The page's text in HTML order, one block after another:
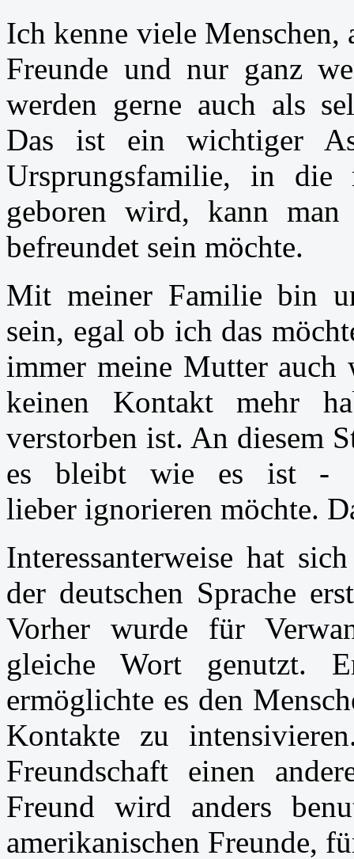
Ich kenne viele Menschen,
Freunde und nur ganz
werden gerne auch als
Das ist ein wichtiger
Ursprungsfamilie, in
geboren wird, kann
befreundet sein möchte.
Mit meiner Familie bin
sein, egal ob ich das
immer meine Mutter auch
keinen Kontakt mehr
verstorben ist. An diesem
es bleibt wie es ist -
lieber ignorieren möchte.
Interessanterweise hat
der deutschen Sprache
Vorher wurde für
gleiche Wort genutzt.
ermöglichte es den
Kontakte zu
Freundschaft einen
Freund wird anders
amerikanischen Freunde,